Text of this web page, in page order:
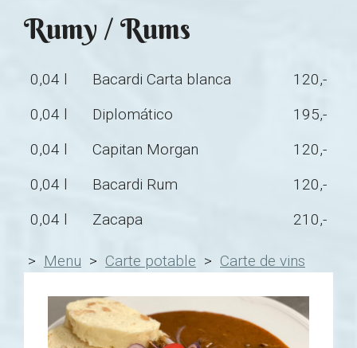
Rumy / Rums
0,04 l Bacardi Carta blanca
120,-
0,04 l
Diplomático
195,-
0,04 l
Capitan Morgan
120,-
0,04 l
Bacardi Rum
120,-
0,04 l
Zacapa 210,-
> Menu > Carte potable > Carte de vins